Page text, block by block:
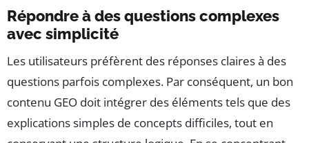
Répondre à des questions complexes
avec simplicité
Les utilisateurs préfèrent des réponses claires à des
questions parfois complexes. Par conséquent, un bon
contenu GEO doit intégrer des éléments tels que des
explications simples de concepts difficiles, tout en